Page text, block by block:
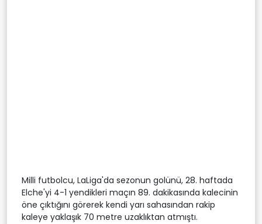
Milli futbolcu, LaLiga'da sezonun golünü, 28. haftada
Elche'yi 4-1 yendikleri maçın 89. dakikasında kalecinin
öne çıktığını görerek kendi yarı sahasından rakip
kaleye yaklaşık 70 metre uzaklıktan atmıştı.